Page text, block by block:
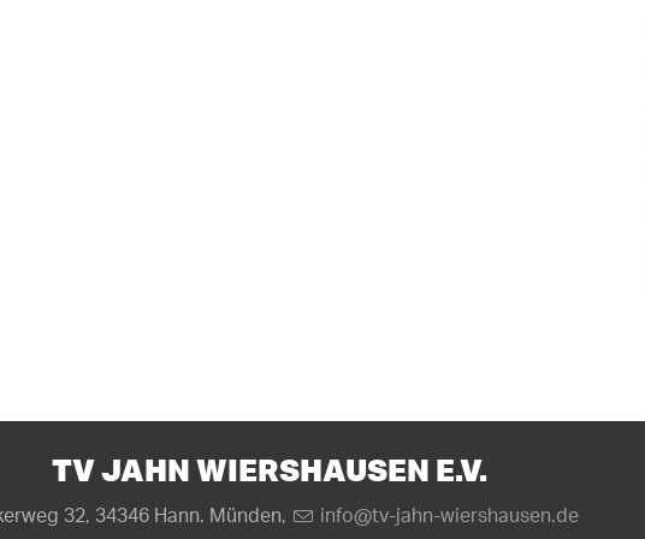
TV JAHN WIERSHAUSEN E.V.
32, 34346 Hann. Münden, info@tv-jahn-wiershausen.de